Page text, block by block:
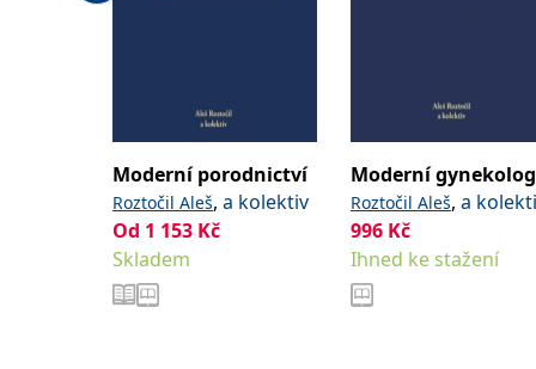
Moderní porodnictví
Roztočil Aleš, a kolektiv
Od 1 153 Kč
Skladem
Moderní
Roztočil Aleš, a
996 Kč
Ihned ke stažení